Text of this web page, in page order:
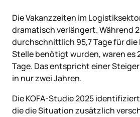
Die Vakanzzeiten im
dramatisch verlängert. Während
durchschnittlich 95,7 Tage für
Stelle benötigt wurden, waren es
Tage. Das entspricht einer
in nur zwei Jahren.
Die KOFA-Studie 2025
die die Situation zusätzlich